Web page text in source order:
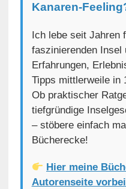
Kanaren-
Ich lebe seit Jahren
faszinierenden Insel
Erfahrungen,
Tipps mittlerweile in
Ob praktischer
tiefgründige
– stöbere einfach
Bücherecke!
Hier meine
Autorenseite